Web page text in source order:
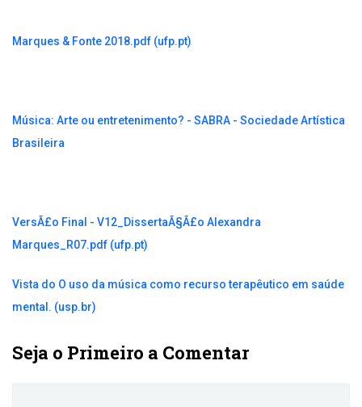
Marques & Fonte 2018.pdf (ufp.pt)
Música: Arte ou entretenimento? - SABRA - Sociedade Artística
Brasileira
VersÃ£o Final - V12_DissertaÃ§Ã£o Alexandra
Marques_R07.pdf (ufp.pt)
Vista do O uso da música como recurso terapêutico em saúde
mental. (usp.br)
Seja o Primeiro a Comentar